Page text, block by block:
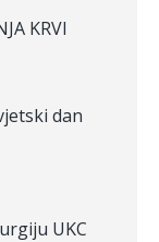
KRVI
dan
UKC